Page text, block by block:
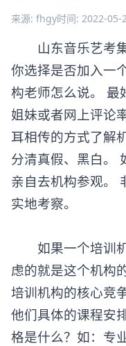
来源: fhgy时间: 2022-05-
山东音乐艺考集
你选择是否加入一
构老师怎么说。 最
姐妹或者网上评论
耳相传的方式了解
分清真假、黑白。
亲自去机构参观。
实地考察。
如果一个培训机
虑的就是这个机构
培训机构的核心竞
他们具体的课程安
格是什么？如：专